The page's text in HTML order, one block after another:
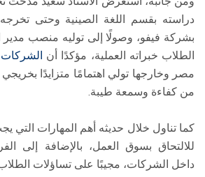
بشركة فيفو، وصولًا إلى توليه منصب
الطلاب خبراته العملية، مؤكدًا أن الشركات
مصر وخارجها تولي اهتمامًا متزايدًا
من كفاءة وسمعة طيبة.
كما تناول خلال حديثه أهم المهارات التي
للالتحاق بسوق العمل، بالإضافة إلى
داخل الشركات، مجيبًا على تساؤلات